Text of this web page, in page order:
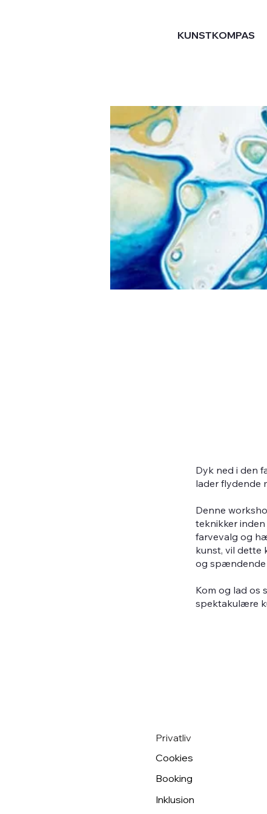
KUNSTKOMPAS
Dyk ned i den
lader flydende
Denne
teknikker
farvevalg og
kunst, vil dette
og spændende
Kom og lad os
spektakulære
Privatliv
Cookies
Booking
Inklusion